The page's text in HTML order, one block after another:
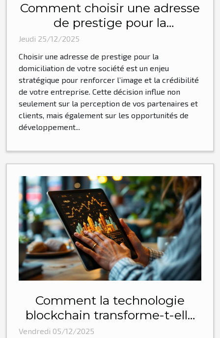
Comment choisir une adresse
de prestige pour la
domiciliation de votre société
?
Jeudi 25/12/2025
Choisir une adresse de prestige pour la
domiciliation de votre société est un enjeu
stratégique pour renforcer l’image et la crédibilité
de votre entreprise. Cette décision influe non
seulement sur la perception de vos partenaires et
clients, mais également sur les opportunités de
développement...
Comment la technologie
blockchain transforme-t-elle
les petites entreprises ?
Vendredi 05/12/2025